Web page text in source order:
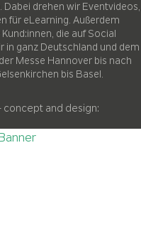
drehen wir Eventvideos,
für eLearning. Außerdem
die auf Social
in ganz Deutschland und dem
Messe Hannover bis nach
bis Basel.
concept and design: